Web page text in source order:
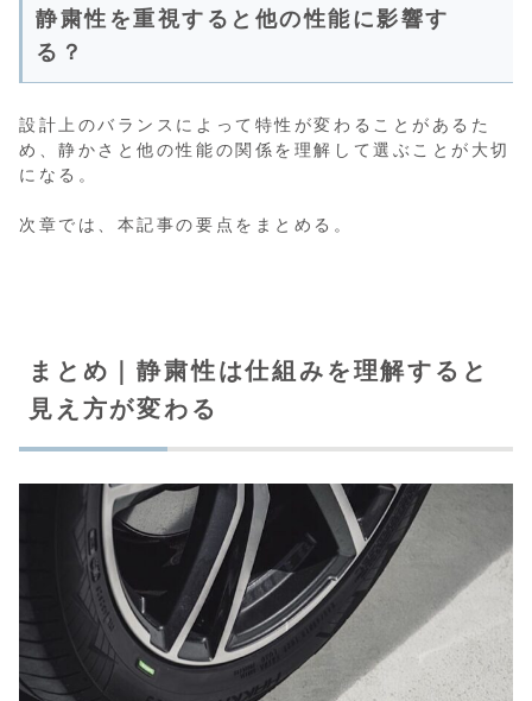
静粛性を重視すると他の性能に影響す
る？
設計上のバランスによって特性が変わることがあるた
め、静かさと他の性能の関係を理解して選ぶことが大切
になる。
次章では、本記事の要点をまとめる。
まとめ｜静粛性は仕組みを理解すると
見え方が変わる